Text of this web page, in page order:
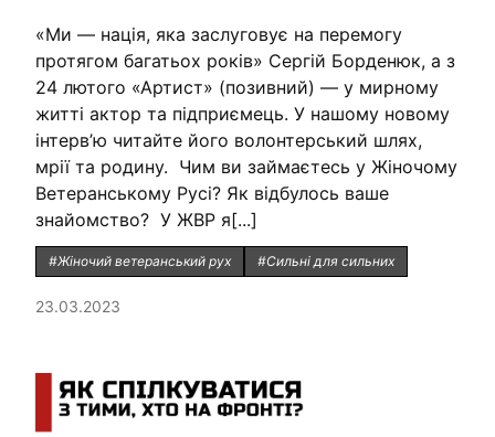
«Ми — нація, яка заслуговує на перемогу
протягом багатьох років» Сергій Борденюк, а з
24 лютого «Артист» (позивний) — у мирному
житті актор та підприємець. У нашому новому
інтерв’ю читайте його волонтерський шлях,
мрії та родину. Чим ви займаєтесь у Жіночому
Ветеранському Русі? Як відбулось ваше
знайомство? У ЖВР я[...]
#Жіночий ветеранський рух #Сильні для сильних
23.03.2023